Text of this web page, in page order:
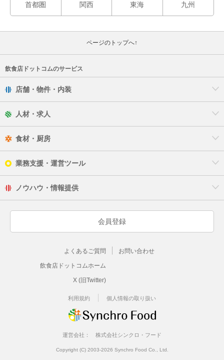
首都圏 関西 東海 九州
ページのトップへ↑
飲食店ドットコムのサービス
店舗・物件・内装
人材・求人
食材・厨房
業務支援・運営ツール
ノウハウ・情報提供
会員登録
よくあるご質問 お問い合わせ
飲食店ドットコムホーム
X (旧Twitter)
利用規約 個人情報の取り扱い
運営会社： 株式会社シンクロ・フード
Copyright (C) 2003-2026 Synchro Food Co., Ltd.